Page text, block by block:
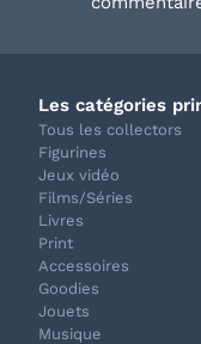
Les catégories
Tous les collectors
Figurines
Jeux vidéo
Films/Séries
Livres
Print
Accessoires
Goodies
Jouets
Musique